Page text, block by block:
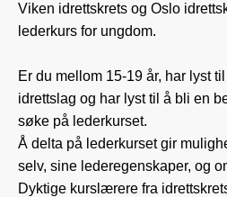
Viken idrettskrets og Oslo
lederkurs for ungdom.
Er du mellom 15-19 år, har lyst
idrettslag og har lyst til å bli en
søke på lederkurset.
Å delta på lederkurset gir
selv, sine lederegenskaper, og
Dyktige kurslærere fra